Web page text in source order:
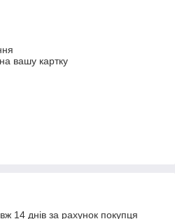
вашу картку
14 днів за рахунок покупця